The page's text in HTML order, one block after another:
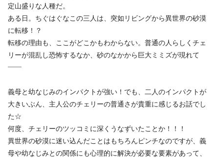
定山盛りな人種だ。
ある日。ちぐはぐなこの三人は、突如リビングから異世界の砂漠
に転移！？
転移の理由も、ここがどこかもわからない。普通の人らしくチェ
リーが混乱し恐怖するなか、砂のなかから巨大ミミズが現れて
――
義母と幼なじみのインパクトが強い！でも、二人のインパクトが
大きいぶん、主人公のチェリーの普通さが貴重に感じるお話でし
た☆
何度、チェリーのツッコミに深くうなずいたことか！！！
異世界の砂漠に迷い込んだことはもちろんピンチなのですが、義
母や幼なじみとの関係にも心理的に解決が必要な要素があって、